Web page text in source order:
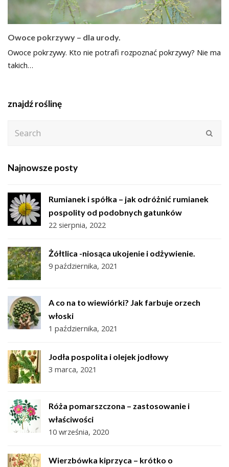
Owoce pokrzywy – dla urody.
Owoce pokrzywy. Kto nie potrafi rozpoznać pokrzywy? Nie ma
takich…
znajdź roślinę
Najnowsze posty
Rumianek i spółka – jak odróżnić rumianek
pospolity od podobnych gatunków
22 sierpnia, 2022
Żółtlica -niosąca ukojenie i odżywienie.
9 października, 2021
A co na to wiewiórki? Jak farbuje orzech
włoski
1 października, 2021
Jodła pospolita i olejek jodłowy
3 marca, 2021
Róża pomarszczona – zastosowanie i
właściwości
10 września, 2020
Wierzbówka kiprzyca – krótko o